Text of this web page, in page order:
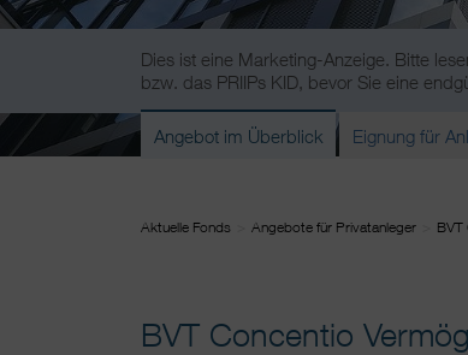
Dies ist eine Marketing-Anzeige. Bitte
bzw. das PRIIPs KID, bevor Sie eine
Angebot im Überblick Eignung für
Aktuelle Fonds Angebote für Privatanleger BVT
BVT Concentio